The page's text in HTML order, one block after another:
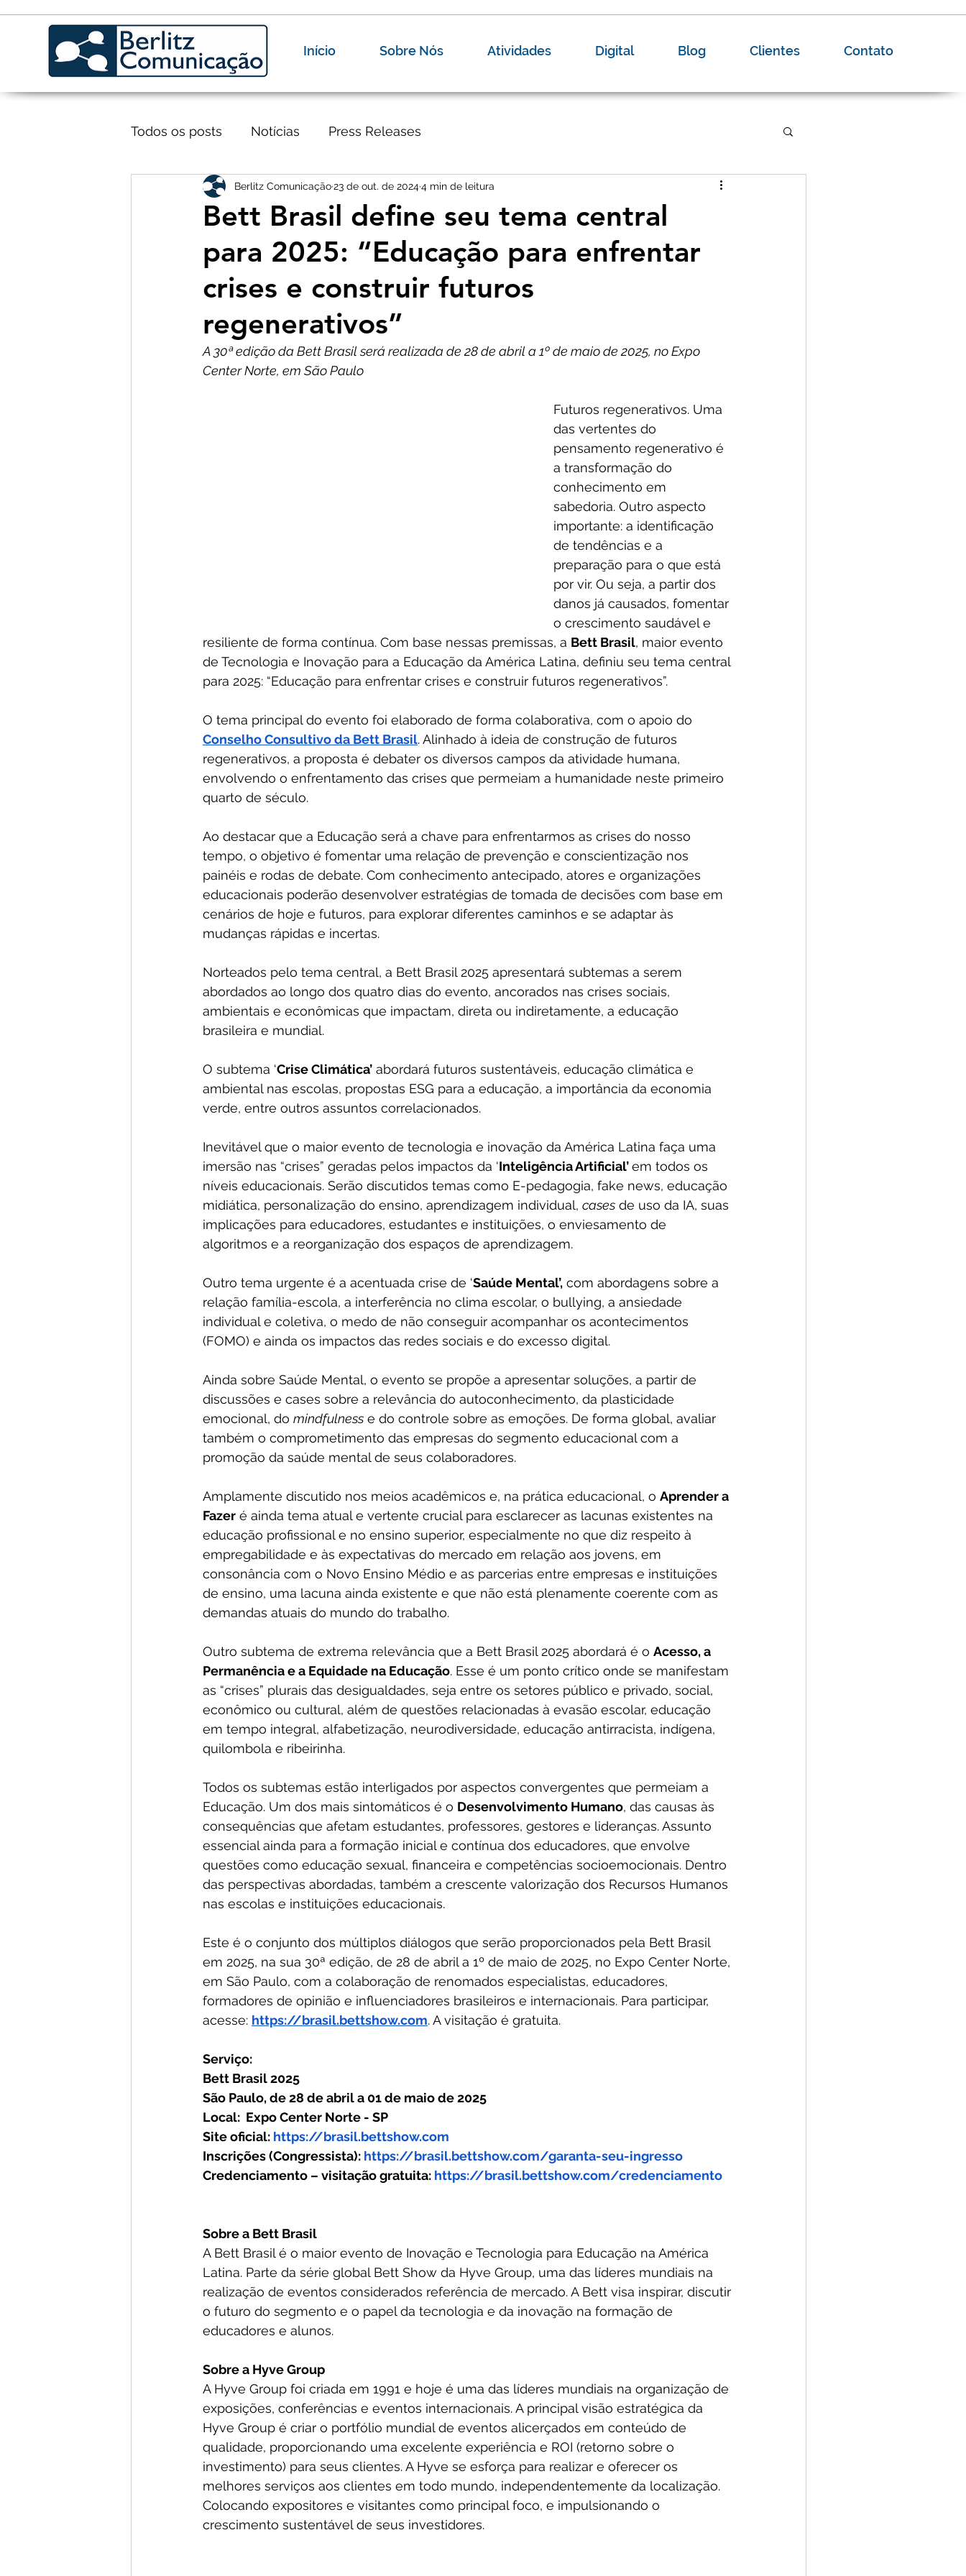
Início Sobre Nós Atividades Digital Blog Clientes Contato
Todos os posts Notícias Press Releases
Bett Brasil define seu tema central
para 2025: “Educação para enfrentar
crises e construir futuros
regenerativos”
Berlitz Comunicação23 de out. de 20244 min de leitura
A 30ª edição da Bett Brasil será realizada de 28 de abril a 1º de maio de 2025, no Expo
Center Norte, em São Paulo
Futuros regenerativos. Uma
das vertentes do
pensamento regenerativo é
a transformação do
conhecimento em
sabedoria. Outro aspecto
importante: a identificação
de tendências e a
preparação para o que está
por vir. Ou seja, a partir dos
danos já causados, fomentar
o crescimento saudável e
resiliente de forma contínua. Com base nessas premissas, a Bett Brasil, maior evento
de Tecnologia e Inovação para a Educação da América Latina, definiu seu tema central
para 2025: “Educação para enfrentar crises e construir futuros regenerativos”.
O tema principal do evento foi elaborado de forma colaborativa, com o apoio do
Conselho Consultivo da Bett Brasil. Alinhado à ideia de construção de futuros
regenerativos, a proposta é debater os diversos campos da atividade humana,
envolvendo o enfrentamento das crises que permeiam a humanidade neste primeiro
quarto de século.
Ao destacar que a Educação será a chave para enfrentarmos as crises do nosso
tempo, o objetivo é fomentar uma relação de prevenção e conscientização nos
painéis e rodas de debate. Com conhecimento antecipado, atores e organizações
educacionais poderão desenvolver estratégias de tomada de decisões com base em
cenários de hoje e futuros, para explorar diferentes caminhos e se adaptar às
mudanças rápidas e incertas.
Norteados pelo tema central, a Bett Brasil 2025 apresentará subtemas a serem
abordados ao longo dos quatro dias do evento, ancorados nas crises sociais,
ambientais e econômicas que impactam, direta ou indiretamente, a educação
brasileira e mundial.
O subtema ‘Crise Climática’ abordará futuros sustentáveis, educação climática e
ambiental nas escolas, propostas ESG para a educação, a importância da economia
verde, entre outros assuntos correlacionados.
Inevitável que o maior evento de tecnologia e inovação da América Latina faça uma
imersão nas “crises” geradas pelos impactos da ‘Inteligência Artificial’ em todos os
níveis educacionais. Serão discutidos temas como E-pedagogia, fake news, educação
midiática, personalização do ensino, aprendizagem individual, cases de uso da IA, suas
implicações para educadores, estudantes e instituições, o enviesamento de
algoritmos e a reorganização dos espaços de aprendizagem.
Outro tema urgente é a acentuada crise de ‘Saúde Mental’, com abordagens sobre a
relação família-escola, a interferência no clima escolar, o bullying, a ansiedade
individual e coletiva, o medo de não conseguir acompanhar os acontecimentos
(FOMO) e ainda os impactos das redes sociais e do excesso digital.
Ainda sobre Saúde Mental, o evento se propõe a apresentar soluções, a partir de
discussões e cases sobre a relevância do autoconhecimento, da plasticidade
emocional, do mindfulness e do controle sobre as emoções. De forma global, avaliar
também o comprometimento das empresas do segmento educacional com a
promoção da saúde mental de seus colaboradores.
Amplamente discutido nos meios acadêmicos e, na prática educacional, o Aprender a
Fazer é ainda tema atual e vertente crucial para esclarecer as lacunas existentes na
educação profissional e no ensino superior, especialmente no que diz respeito à
empregabilidade e às expectativas do mercado em relação aos jovens, em
consonância com o Novo Ensino Médio e as parcerias entre empresas e instituições
de ensino, uma lacuna ainda existente e que não está plenamente coerente com as
demandas atuais do mundo do trabalho.
Outro subtema de extrema relevância que a Bett Brasil 2025 abordará é o Acesso, a
Permanência e a Equidade na Educação. Esse é um ponto crítico onde se manifestam
as “crises” plurais das desigualdades, seja entre os setores público e privado, social,
econômico ou cultural, além de questões relacionadas à evasão escolar, educação
em tempo integral, alfabetização, neurodiversidade, educação antirracista, indígena,
quilombola e ribeirinha.
Todos os subtemas estão interligados por aspectos convergentes que permeiam a
Educação. Um dos mais sintomáticos é o Desenvolvimento Humano, das causas às
consequências que afetam estudantes, professores, gestores e lideranças. Assunto
essencial ainda para a formação inicial e contínua dos educadores, que envolve
questões como educação sexual, financeira e competências socioemocionais. Dentro
das perspectivas abordadas, também a crescente valorização dos Recursos Humanos
nas escolas e instituições educacionais.
Este é o conjunto dos múltiplos diálogos que serão proporcionados pela Bett Brasil
em 2025, na sua 30ª edição, de 28 de abril a 1º de maio de 2025, no Expo Center Norte,
em São Paulo, com a colaboração de renomados especialistas, educadores,
formadores de opinião e influenciadores brasileiros e internacionais. Para participar,
acesse: https://brasil.bettshow.com. A visitação é gratuita.
Serviço:
Bett Brasil 2025
São Paulo, de 28 de abril a 01 de maio de 2025
Local:  Expo Center Norte - SP
Site oficial: https://brasil.bettshow.com
Inscrições (Congressista): https://brasil.bettshow.com/garanta-seu-ingresso
Credenciamento – visitação gratuita: https://brasil.bettshow.com/credenciamento
Sobre a Bett Brasil
A Bett Brasil é o maior evento de Inovação e Tecnologia para Educação na América
Latina. Parte da série global Bett Show da Hyve Group, uma das líderes mundiais na
realização de eventos considerados referência de mercado. A Bett visa inspirar, discutir
o futuro do segmento e o papel da tecnologia e da inovação na formação de
educadores e alunos.
Sobre a Hyve Group
A Hyve Group foi criada em 1991 e hoje é uma das líderes mundiais na organização de
exposições, conferências e eventos internacionais. A principal visão estratégica da
Hyve Group é criar o portfólio mundial de eventos alicerçados em conteúdo de
qualidade, proporcionando uma excelente experiência e ROI (retorno sobre o
investimento) para seus clientes. A Hyve se esforça para realizar e oferecer os
melhores serviços aos clientes em todo mundo, independentemente da localização.
Colocando expositores e visitantes como principal foco, e impulsionando o
crescimento sustentável de seus investidores.